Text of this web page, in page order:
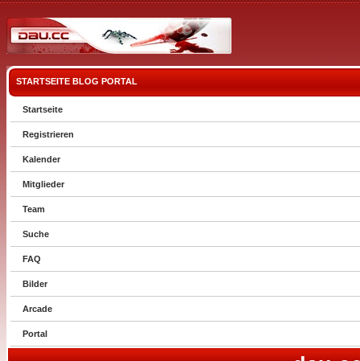
STARTSEITE BLOG PORTAL
Startseite
Registrieren
Kalender
Mitglieder
Team
Suche
FAQ
Bilder
Arcade
Portal